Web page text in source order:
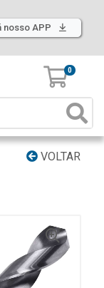
nosso APP
0
VOLTAR